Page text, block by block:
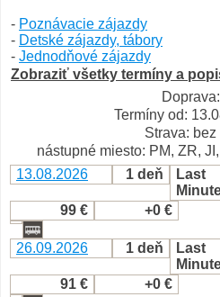
- Poznávacie zájazdy
- Detské zájazdy, tábory
- Jednodňové zájazdy
Zobraziť všetky termíny a
Doprava:
Termíny od:
Strava: bez
nástupné miesto: PM, ZR,
13.08.2026
1 deň
Last
99 €
+0 €
26.09.2026 1 deň
Last
91 €
+0 €